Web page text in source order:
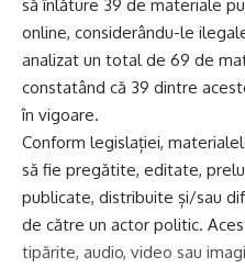
să înlăture 39 de materiale
online, considerându-le
analizat un total de 69 de
constatând că 39 dintre
în vigoare.
Conform legislației,
să fie pregătite, editate,
publicate, distribuite și/sau
de către un actor politic.
tipărite, audio, video sau